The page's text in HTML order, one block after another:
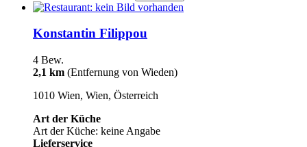
Konstantin Filippou
4 Bew.
2,1 km (Entfernung von Wieden)
1010 Wien, Wien, Österreich
Art der Küche
Art der Küche: keine Angabe
Lieferservice